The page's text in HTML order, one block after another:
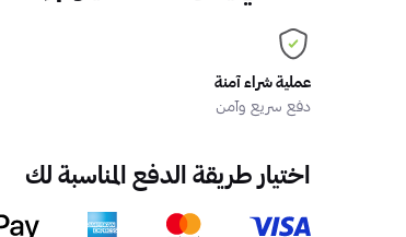
عملية شراء آمنة
دفع سريع وآمن
اختيار طريقة الدفع المناسبة لك